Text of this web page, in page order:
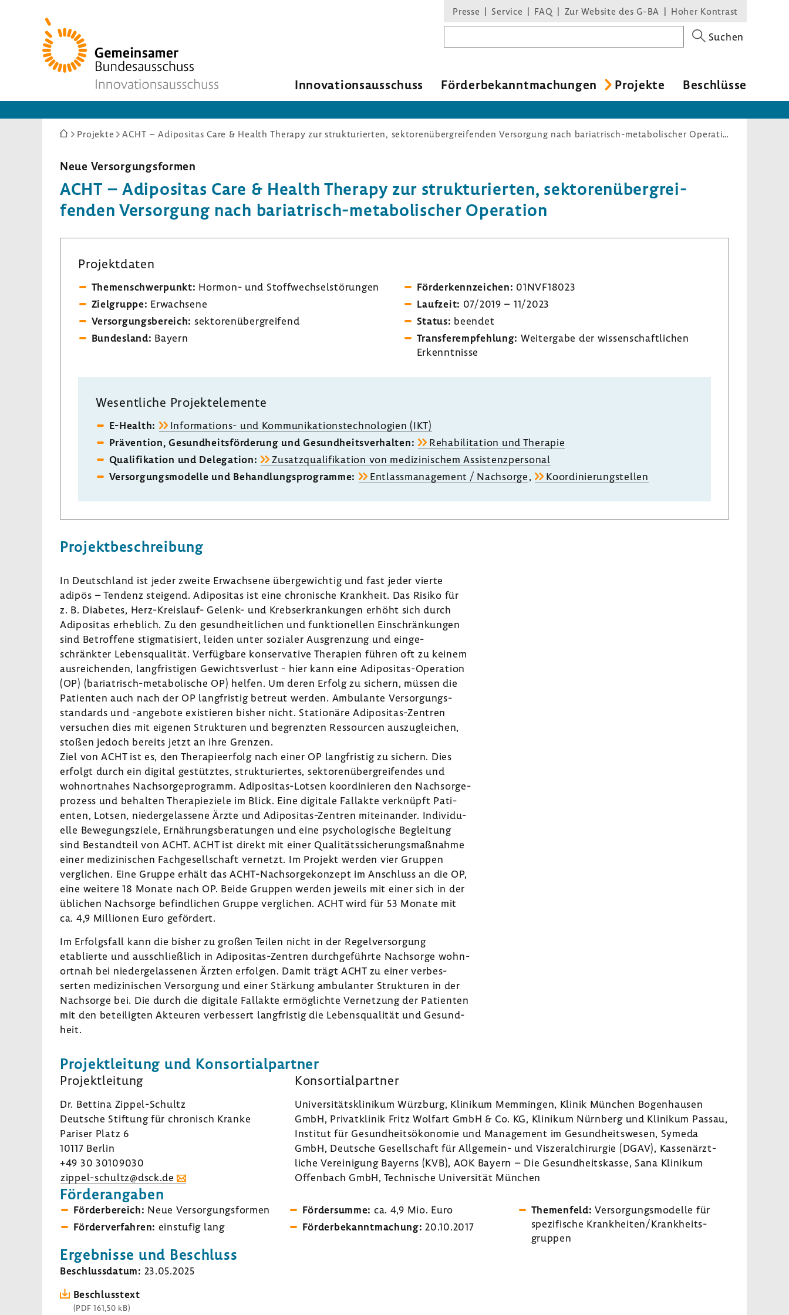
Zur
Startseite
Presse Service FAQ Zur Website des G-BA Hoher Kontrast
Suchen
Inno­va­ti­ons­aus­schuss Förder­be­kannt­ma­chungen Projekte Beschlüsse
Sie
hier:
Projekte ACHT – Adipositas Care & Health Therapy zur strukturierten, sektorenübergreifenden Versorgung nach bariatrisch-metabolischer Operation
Neue Versor­gungs­formen
ACHT – Adipo­sitas Care & Health Therapy zur struk­tu­rierten, sekto­ren­über­grei­
fenden Versor­gung nach bariatrisch-​metabolischer Opera­tion
Projekt­daten
Themen­schwer­punkt: Hormon- und Stoff­wech­sel­stö­rungen
Ziel­gruppe: Erwach­sene
Versor­gungs­be­reich: sekto­ren­über­grei­fend
Bundes­land: Bayern
Förder­kenn­zei­chen: 01NVF18023
Lauf­zeit: 07/2019 – 11/2023
Status: beendet
Trans­fer­emp­feh­lung: Weiter­gabe der wissen­schaft­li­chen
Erkennt­nisse
Wesent­liche Projekt­ele­mente
E-​Health:
Informations-​ und Kommu­ni­ka­ti­ons­tech­no­lo­gien (IKT)
Präven­tion, Gesund­heits­för­de­rung und Gesund­heits­ver­halten:
Reha­bi­li­ta­tion und Therapie
Quali­fi­ka­tion und Dele­ga­tion:
Zusatz­qua­li­fi­ka­tion von medi­zi­ni­schem Assis­tenz­per­sonal
Versor­gungs­mo­delle und Behand­lungs­pro­gramme:
Entlass­ma­nage­ment / Nach­sorge, Koor­di­nie­rungstellen
Projekt­be­schrei­bung
In Deutsch­land ist jeder zweite Erwach­sene über­ge­wichtig und fast jeder vierte
adipös – Tendenz stei­gend. Adipo­sitas ist eine chro­ni­sche Krank­heit. Das Risiko für
z. B. Diabetes, Herz-​Kreislauf- Gelenk- und Krebs­er­kran­kungen erhöht sich durch
Adipo­sitas erheb­lich. Zu den gesund­heit­li­chen und funk­tio­nellen Einschrän­kungen
sind Betrof­fene stig­ma­ti­siert, leiden unter sozialer Ausgren­zung und einge­
schränkter Lebens­qua­lität. Verfüg­bare konser­va­tive Thera­pien führen oft zu keinem
ausrei­chenden, lang­fris­tigen Gewichts­ver­lust - hier kann eine Adipositas-​Operation
(OP) (bariatrisch-​metabolische OP) helfen. Um deren Erfolg zu sichern, müssen die
Pati­enten auch nach der OP lang­fristig betreut werden. Ambu­lante Versor­gungs­
stan­dards und -​angebote exis­tieren bisher nicht. Statio­näre Adipositas-​Zentren
versu­chen dies mit eigenen Struk­turen und begrenzten Ressourcen auszu­glei­chen,
stoßen jedoch bereits jetzt an ihre Grenzen.
Ziel von ACHT ist es, den Thera­pie­er­folg nach einer OP lang­fristig zu sichern. Dies
erfolgt durch ein digital gestütztes, struk­tu­riertes, sekto­ren­über­grei­fendes und
wohn­ort­nahes Nach­sor­ge­pro­gramm. Adipositas-​Lotsen koor­di­nieren den Nach­sor­ge­
pro­zess und behalten Thera­pie­ziele im Blick. Eine digi­tale Fall­akte verknüpft Pati­
enten, Lotsen, nieder­ge­las­sene Ärzte und Adipositas-​Zentren mitein­ander. Indi­vi­du­
elle Bewe­gungs­ziele, Ernäh­rungs­be­ra­tungen und eine psycho­lo­gi­sche Beglei­tung
sind Bestand­teil von ACHT. ACHT ist direkt mit einer Quali­täts­si­che­rungs­maß­nahme
einer medi­zi­ni­schen Fach­ge­sell­schaft vernetzt. Im Projekt werden vier Gruppen
vergli­chen. Eine Gruppe erhält das ACHT-​Nachsorgekonzept im Anschluss an die OP,
eine weitere 18 Monate nach OP. Beide Gruppen werden jeweils mit einer sich in der
übli­chen Nach­sorge befind­li­chen Gruppe vergli­chen. ACHT wird für 53 Monate mit
ca. 4,9 Millionen Euro geför­dert.
Im Erfolgs­fall kann die bisher zu großen Teilen nicht in der Regel­ver­sor­gung
etablierte und ausschließ­lich in Adipositas-​Zentren durch­ge­führte Nach­sorge wohn­
ortnah bei nieder­ge­las­senen Ärzten erfolgen. Damit trägt ACHT zu einer verbes­
serten medi­zi­ni­schen Versor­gung und einer Stär­kung ambu­lanter Struk­turen in der
Nach­sorge bei. Die durch die digi­tale Fall­akte ermög­lichte Vernet­zung der Pati­enten
mit den betei­ligten Akteuren verbes­sert lang­fristig die Lebens­qua­lität und Gesund­
heit.
Projekt­lei­tung und Konsor­ti­al­partner
Projekt­lei­tung
Dr. Bettina Zippel-​Schultz
Deut­sche Stif­tung für chro­nisch Kranke
Pariser Platz 6
10117 Berlin
+49 30 30109030
zippel-​schultz@dsck.de
Konsor­ti­al­partner
Univer­si­täts­kli­nikum Würz­burg, Klinikum Memmingen, Klinik München Bogen­hausen
GmbH, Privat­klinik Fritz Wolfart GmbH & Co. KG, Klinikum Nürn­berg und Klinikum Passau,
Institut für Gesund­heits­öko­nomie und Manage­ment im Gesund­heits­wesen, Symeda
GmbH, Deut­sche Gesell­schaft für Allgemein-​ und Visze­ral­chir­urgie (DGAV), Kassen­ärzt­
liche Verei­ni­gung Bayerns (KVB), AOK Bayern – Die Gesund­heits­kasse, Sana Klinikum
Offen­bach GmbH, Tech­ni­sche Univer­sität München
Förder­an­gaben
Förder­be­reich: Neue Versor­gungs­formen
Förder­ver­fahren: einstufig lang
Förder­summe: ca. 4,9 Mio. Euro
Förder­be­kannt­ma­chung: 20.10.2017
Themen­feld: Versor­gungs­mo­delle für
spezi­fi­sche Krank­heiten/Krank­heits­
gruppen
Ergeb­nisse und Beschluss
Beschluss­datum: 23.05.2025
Beschluss­text
(PDF 161,50 kB)